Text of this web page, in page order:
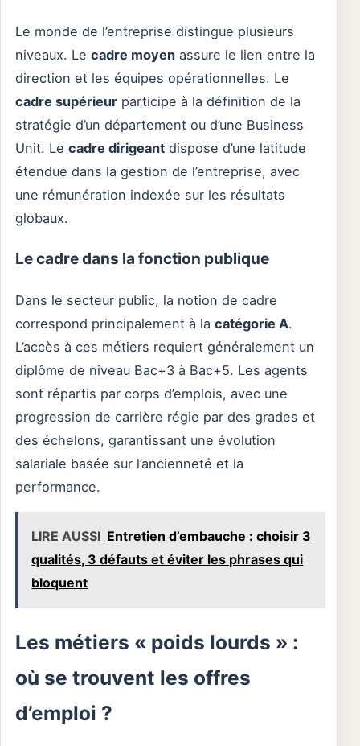
Le monde de l’entreprise distingue plusieurs
niveaux. Le cadre moyen assure le lien entre la
direction et les équipes opérationnelles. Le
cadre supérieur participe à la définition de la
stratégie d’un département ou d’une Business
Unit. Le cadre dirigeant dispose d’une latitude
étendue dans la gestion de l’entreprise, avec
une rémunération indexée sur les résultats
globaux.
Le cadre dans la fonction publique
Dans le secteur public, la notion de cadre
correspond principalement à la catégorie A.
L’accès à ces métiers requiert généralement un
diplôme de niveau Bac+3 à Bac+5. Les agents
sont répartis par corps d’emplois, avec une
progression de carrière régie par des grades et
des échelons, garantissant une évolution
salariale basée sur l’ancienneté et la
performance.
LIRE AUSSI Entretien d’embauche : choisir 3
qualités, 3 défauts et éviter les phrases qui
bloquent
Les métiers « poids lourds » :
où se trouvent les offres
d’emploi ?